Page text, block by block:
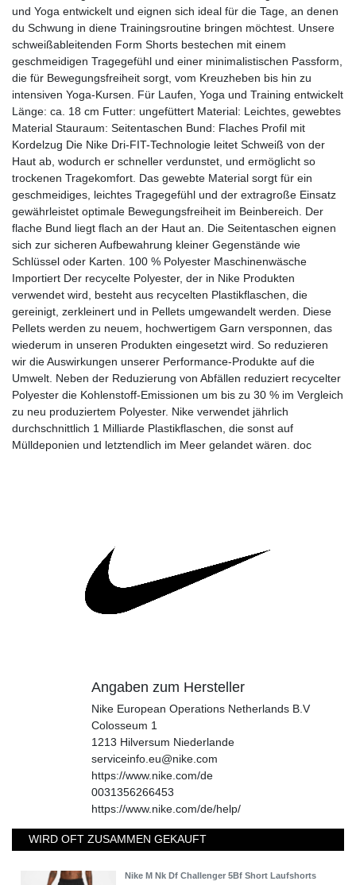
und Yoga entwickelt und eignen sich ideal für die Tage, an denen
du Schwung in diene Trainingsroutine bringen möchtest. Unsere
schweißableitenden Form Shorts bestechen mit einem
geschmeidigen Tragegefühl und einer minimalistischen Passform,
die für Bewegungsfreiheit sorgt, vom Kreuzheben bis hin zu
intensiven Yoga-Kursen. Für Laufen, Yoga und Training entwickelt
Länge: ca. 18 cm Futter: ungefüttert Material: Leichtes, gewebtes
Material Stauraum: Seitentaschen Bund: Flaches Profil mit
Kordelzug Die Nike Dri-FIT-Technologie leitet Schweiß von der
Haut ab, wodurch er schneller verdunstet, und ermöglicht so
trockenen Tragekomfort. Das gewebte Material sorgt für ein
geschmeidiges, leichtes Tragegefühl und der extragroße Einsatz
gewährleistet optimale Bewegungsfreiheit im Beinbereich. Der
flache Bund liegt flach an der Haut an. Die Seitentaschen eignen
sich zur sicheren Aufbewahrung kleiner Gegenstände wie
Schlüssel oder Karten. 100 % Polyester Maschinenwäsche
Importiert Der recycelte Polyester, der in Nike Produkten
verwendet wird, besteht aus recycelten Plastikflaschen, die
gereinigt, zerkleinert und in Pellets umgewandelt werden. Diese
Pellets werden zu neuem, hochwertigem Garn versponnen, das
wiederum in unseren Produkten eingesetzt wird. So reduzieren
wir die Auswirkungen unserer Performance-Produkte auf die
Umwelt. Neben der Reduzierung von Abfällen reduziert recycelter
Polyester die Kohlenstoff-Emissionen um bis zu 30 % im Vergleich
zu neu produziertem Polyester. Nike verwendet jährlich
durchschnittlich 1 Milliarde Plastikflaschen, die sonst auf
Mülldeponien und letztendlich im Meer gelandet wären. doc
Angaben zum Hersteller
Nike European Operations Netherlands B.V
Colosseum 1
1213 Hilversum Niederlande
serviceinfo.eu@nike.com
https://www.nike.com/de
0031356266453
https://www.nike.com/de/help/
WIRD OFT ZUSAMMEN GEKAUFT
Nike M Nk Df Challenger 5Bf Short Laufshorts